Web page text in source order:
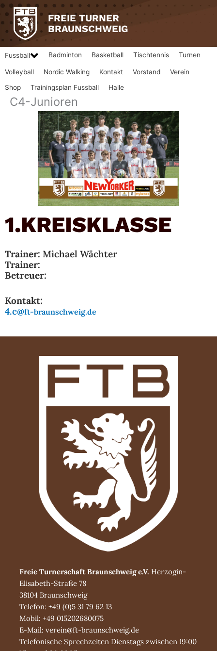
Zum
Inhalt
springen
FREIE TURNER
BRAUNSCHWEIG
Fussball Badminton Basketball Tischtennis Turnen
Volleyball Nordic Walking Kontakt Vorstand
Verein
Shop
Trainingsplan Fussball Halle
C4-Junioren
1.KREISKLASSE
Trainer: Michael Wächter
Trainer:
Betreuer:
Kontakt:
4.c@ft-braunschweig.de
Freie Turnerschaft Braunschweig e.V. Herzogin-
Elisabeth-Straße 78
38104 Braunschweig
Telefon: +49 (0)5 31 79 62 13
Mobil: +49 015202680075
E-Mail: verein@ft-braunschweig.de
Telefonische Sprechzeiten Dienstags zwischen 19:00